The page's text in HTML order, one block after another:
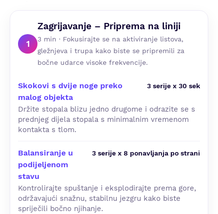
1
Zagrijavanje – Priprema na liniji
3 min · Fokusirajte se na aktiviranje listova,
gležnjeva i trupa kako biste se pripremili za
bočne udarce visoke frekvencije.
Skokovi s dvije noge preko
malog objekta
3 serije x 30 sek
Držite stopala blizu jedno drugome i odrazite se s
prednjeg dijela stopala s minimalnim vremenom
kontakta s tlom.
Balansiranje u
podijeljenom
stavu
3 serije x 8 ponavljanja po strani
Kontrolirajte spuštanje i eksplodirajte prema gore,
održavajući snažnu, stabilnu jezgru kako biste
spriječili bočno njihanje.